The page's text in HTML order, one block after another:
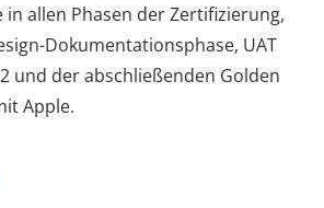
allen Phasen der Zertifizierung,
Dokumentationsphase, UAT
2 und der abschließenden Golden
Apple.